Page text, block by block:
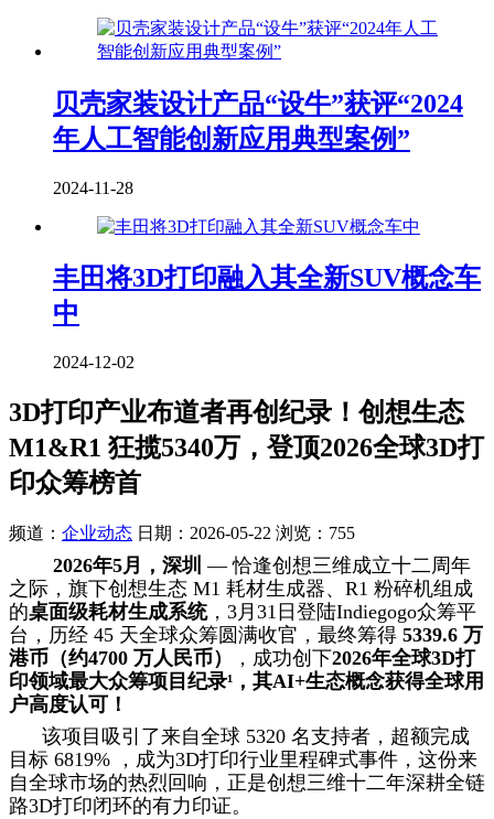
贝壳家装设计产品“设牛”获评“2024
年人工智能创新应用典型案例”
2024-11-28
丰田将3D打印融入其全新SUV概念车
中
2024-12-02
3D打印产业布道者再创纪录！创想生态
M1&R1 狂揽5340万，登顶2026全球3D打
印众筹榜首
频道： 企业动态 日期： 2026-05-22 浏览：755
2026年5月，深圳 — 恰逢创想三维成立十二周年
之际，旗下创想生态 M1 耗材生成器、R1 粉碎机组成
的桌面级耗材生成系统，3月31日登陆Indiegogo众筹平
台，历经 45 天全球众筹圆满收官，最终筹得 5339.6 万
港币（约4700 万人民币）
，成功创下2026年全球3D打
印领域最大众筹项目纪录¹，其AI+生态概念获得全球用
户高度认可！
该项目吸引了来自全球 5320 名支持者，超额完成
目标 6819% ，成为3D打印行业里程碑式事件，这份来
自全球市场的热烈回响，正是创想三维十二年深耕全链
路3D打印闭环的有力印证。